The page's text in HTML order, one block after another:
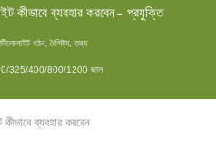
কীভাবে ব্যবহার করবেন- প্রযুক্তি
গঠন, বৈশিষ্ট্য, তথ্য
325/400/800/1200 জাল
ব্যবহার করবেন